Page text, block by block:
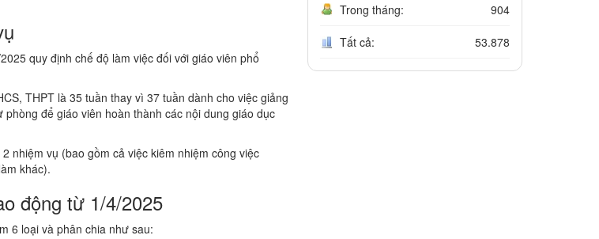
quy định chế độ làm việc đối với giáo viên phổ
THPT là 35 tuần thay vì 37 tuần dành cho việc giảng
để giáo viên hoàn thành các nội dung giáo dục
nhiệm vụ (bao gồm cả việc kiêm nhiệm công việc
khác).
động từ 1/4/2025
6 loại và phân chia như sau:
Trong tháng: 904
Tất cả: 53.878